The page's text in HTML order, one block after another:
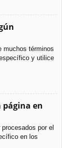
muchos términos
y utilice
página en
por el
en los